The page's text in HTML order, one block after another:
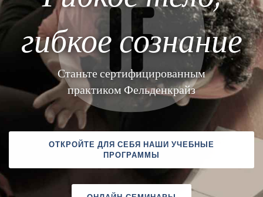
гибкое сознание
Станьте сертифицированным
практиком Фельденкрайз
ОТКРОЙТЕ ДЛЯ СЕБЯ НАШИ УЧЕБНЫЕ
ПРОГРАММЫ